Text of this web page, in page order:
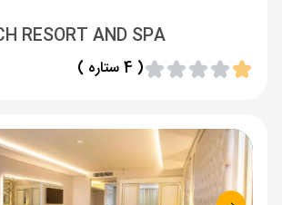
RESORT AND SPA
( 4 ستاره )